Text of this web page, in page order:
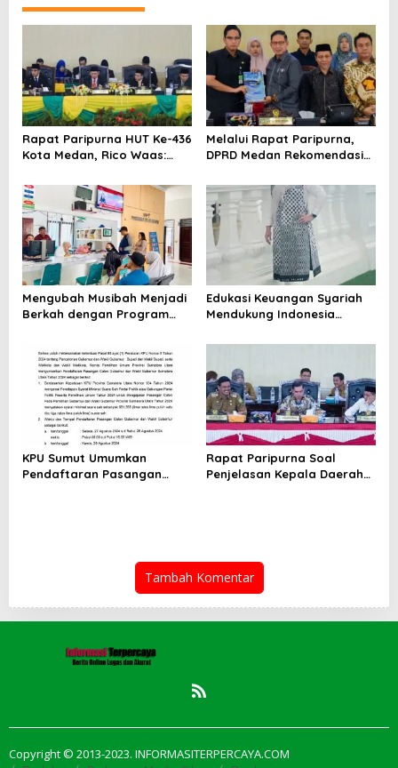
Rapat Paripurna HUT Ke-436
Kota Medan, Rico Waas:
Maju, Inklusif dan Berdaya
Saing
Melalui Rapat Paripurna,
DPRD Medan Rekomendasi
Waas: Memotivasi Pemko
Medan Berikan Pelayanan
Terbaik
Mengubah Musibah Menjadi
Berkah dengan Program
Edukasi Keuangan Syariah
Mendukung Indonesia
Dunia
KPU Sumut Umumkan
Pendaftaran Pasangan
Rapat Paripurna Soal
Penjelasan Kepala Daerah
Kota Medan Bobby
Nasution…
Tambah Komentar
Copyright © 2013-2023. INFORMASITERPERCAYA.COM